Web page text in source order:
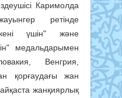
Каримолда
ретінде
үшін" және
медальдарымен
Венгрия,
қорғаудағы жан
жанқиярлық